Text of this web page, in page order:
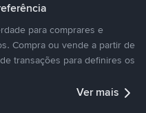
para comprares e
Compra ou vende a partir de
transações para definires os
Ver mais